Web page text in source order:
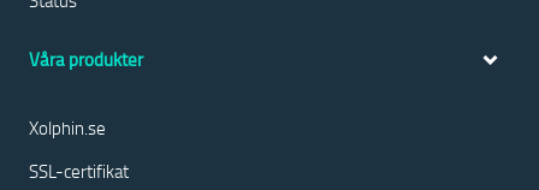
Våra produkter
Xolphin.se
SSL-certifikat